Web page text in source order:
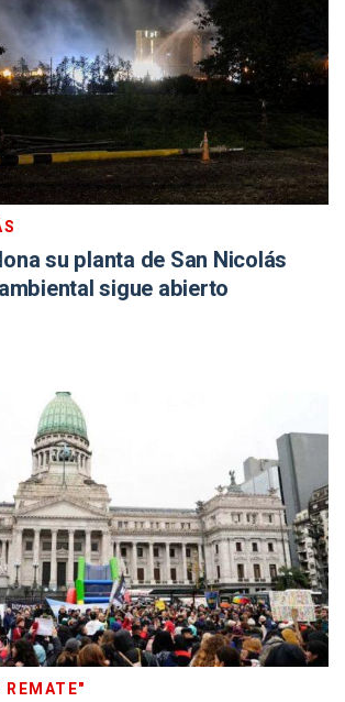
su planta de San Nicolás
sigue abierto
REMATE"